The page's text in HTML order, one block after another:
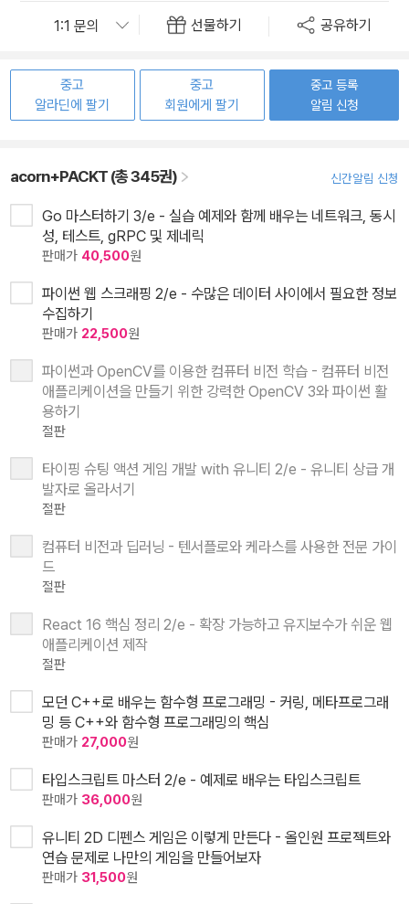
선물하기 공유하기
중고
알라딘에 팔기
중고
회원에게 팔기
중고 등록
알림 신청
acorn+PACKT (총 345권) 신간알림 신청
Go 마스터하기 3/e - 실습 예제와 함께 배우는 네트워크, 동시
성, 테스트, gRPC 및 제네릭
판매가 40,500원
파이썬 웹 스크래핑 2/e - 수많은 데이터 사이에서 필요한 정보
수집하기
판매가 22,500원
파이썬과 OpenCV를 이용한 컴퓨터 비전 학습 - 컴퓨터 비전
애플리케이션을 만들기 위한 강력한 OpenCV 3와 파이썬 활
용하기
절판
타이핑 슈팅 액션 게임 개발 with 유니티 2/e - 유니티 상급 개
발자로 올라서기
절판
컴퓨터 비전과 딥러닝 - 텐서플로와 케라스를 사용한 전문 가이
드
절판
React 16 핵심 정리 2/e - 확장 가능하고 유지보수가 쉬운 웹
애플리케이션 제작
절판
모던 C++로 배우는 함수형 프로그래밍 - 커링, 메타프로그래
밍 등 C++와 함수형 프로그래밍의 핵심
판매가 27,000원
타입스크립트 마스터 2/e - 예제로 배우는 타입스크립트
판매가 36,000원
유니티 2D 디펜스 게임은 이렇게 만든다 - 올인원 프로젝트와
연습 문제로 나만의 게임을 만들어보자
판매가 31,500원